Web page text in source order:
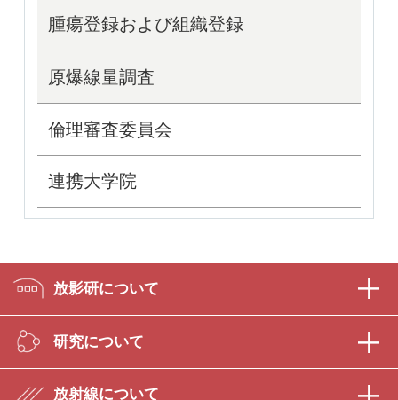
腫瘍登録および組織登録
原爆線量調査
倫理審査委員会
連携大学院
放影研について
研究について
放射線について